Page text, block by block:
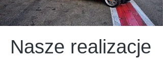
Nasze realizacje